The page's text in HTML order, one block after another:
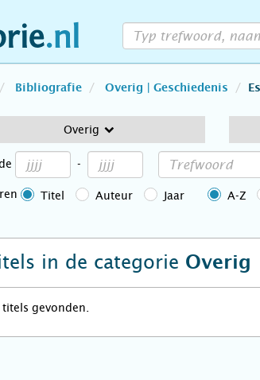
Bibliografie Overig | Geschiedenis
Overig
-
Titel Auteur Jaar A-Z
in de categorie Overig
titels gevonden.